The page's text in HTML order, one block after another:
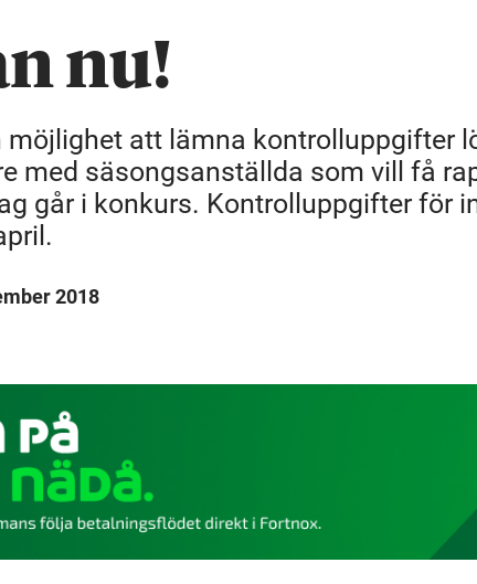
nu!
möjlighet att lämna kontrolluppgifter
med säsongsanställda som vill få
går i konkurs. Kontrolluppgifter för
2018